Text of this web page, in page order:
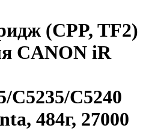
(CPP, TF2)
CANON iR
C5235/C5240
484г, 27000